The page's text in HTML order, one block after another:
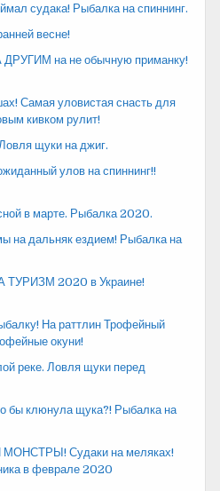
судака! Рыбалка на спиннинг.
весне!
на не обычную приманку!
Самая уловистая снасть для
кивком рулит!
щуки на джиг.
улов на спиннинг!!
в марте. Рыбалка 2020.
на дальняк ездием! Рыбалка на
2020 в Украине!
На раттлин Трофейный
окуни!
реке. Ловля щуки перед
бы клюнула щука?! Рыбалка на
Судаки на меляках!
в феврале 2020